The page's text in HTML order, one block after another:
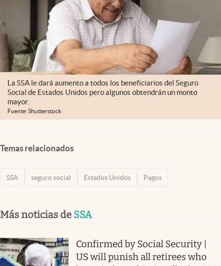
La SSA le dará aumento a todos los beneficiarios del Seguro
Social de Estados Unidos pero algunos obtendrán un monto
mayor.
Fuente: Shutterstock
Temas relacionados
SSA seguro social Estados Unidos Pagos
Más noticias de SSA
Confirmed by Social Security |
US will punish all retirees who